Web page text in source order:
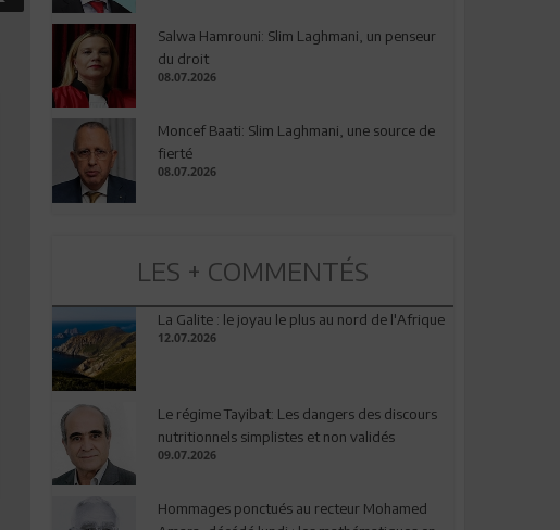
Salwa Hamrouni: Slim Laghmani, un penseur
du droit
08.07.2026
Moncef Baati: Slim Laghmani, une source de
fierté
08.07.2026
LES + COMMENTÉS
La Galite : le joyau le plus au nord de l'Afrique
12.07.2026
Le régime Tayibat: Les dangers des discours
nutritionnels simplistes et non validés
09.07.2026
Hommages ponctués au recteur Mohamed